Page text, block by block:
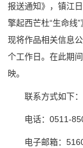
报送通知》，镇江
擎起西芒杜“生命线
现将作品相关信息
个工作日。在此期
映。
联系方式如下：
电话：0511-
电子邮箱：